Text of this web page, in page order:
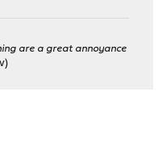
are a great annoyance